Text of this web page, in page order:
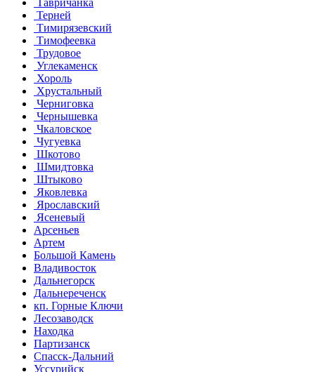
Терней
Тимирязевский
Тимофеевка
Трудовое
Углекаменск
Хороль
Хрустальный
Черниговка
Чернышевка
Чкаловское
Чугуевка
Шкотово
Шмидтовка
Штыково
Яковлевка
Ярославский
Ясеневый
Арсеньев
Артем
Большой Камень
Владивосток
Дальнегорск
Дальнереченск
кп. Горные Ключи
Лесозаводск
Находка
Партизанск
Спасск-Дальний
Уссурийск